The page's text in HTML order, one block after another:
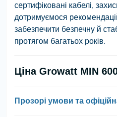
сертифіковані кабелі,
дотримуємося
забезпечити безпечну й
протягом багатьох років.
Ціна Growatt MIN
Прозорі умови та